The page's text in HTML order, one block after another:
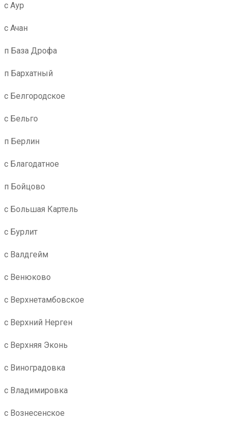
с Аур
с Ачан
п База Дрофа
п Бархатный
с Белгородское
с Бельго
п Берлин
с Благодатное
п Бойцово
с Большая Картель
с Бурлит
с Валдгейм
с Венюково
с Верхнетамбовское
с Верхний Нерген
с Верхняя Эконь
с Виноградовка
с Владимировка
с Вознесенское